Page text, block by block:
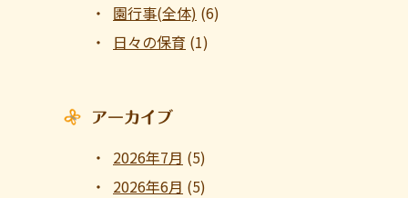
園行事(全体) (6)
日々の保育 (1)
アーカイブ
2026年7月 (5)
2026年6月 (5)